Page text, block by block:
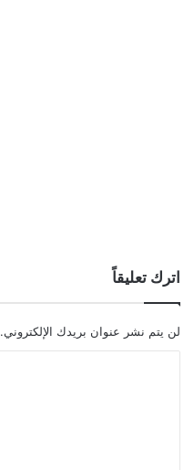
اترك تعليقاً
لن يتم نشر عنوان بريدك الإلكتروني.